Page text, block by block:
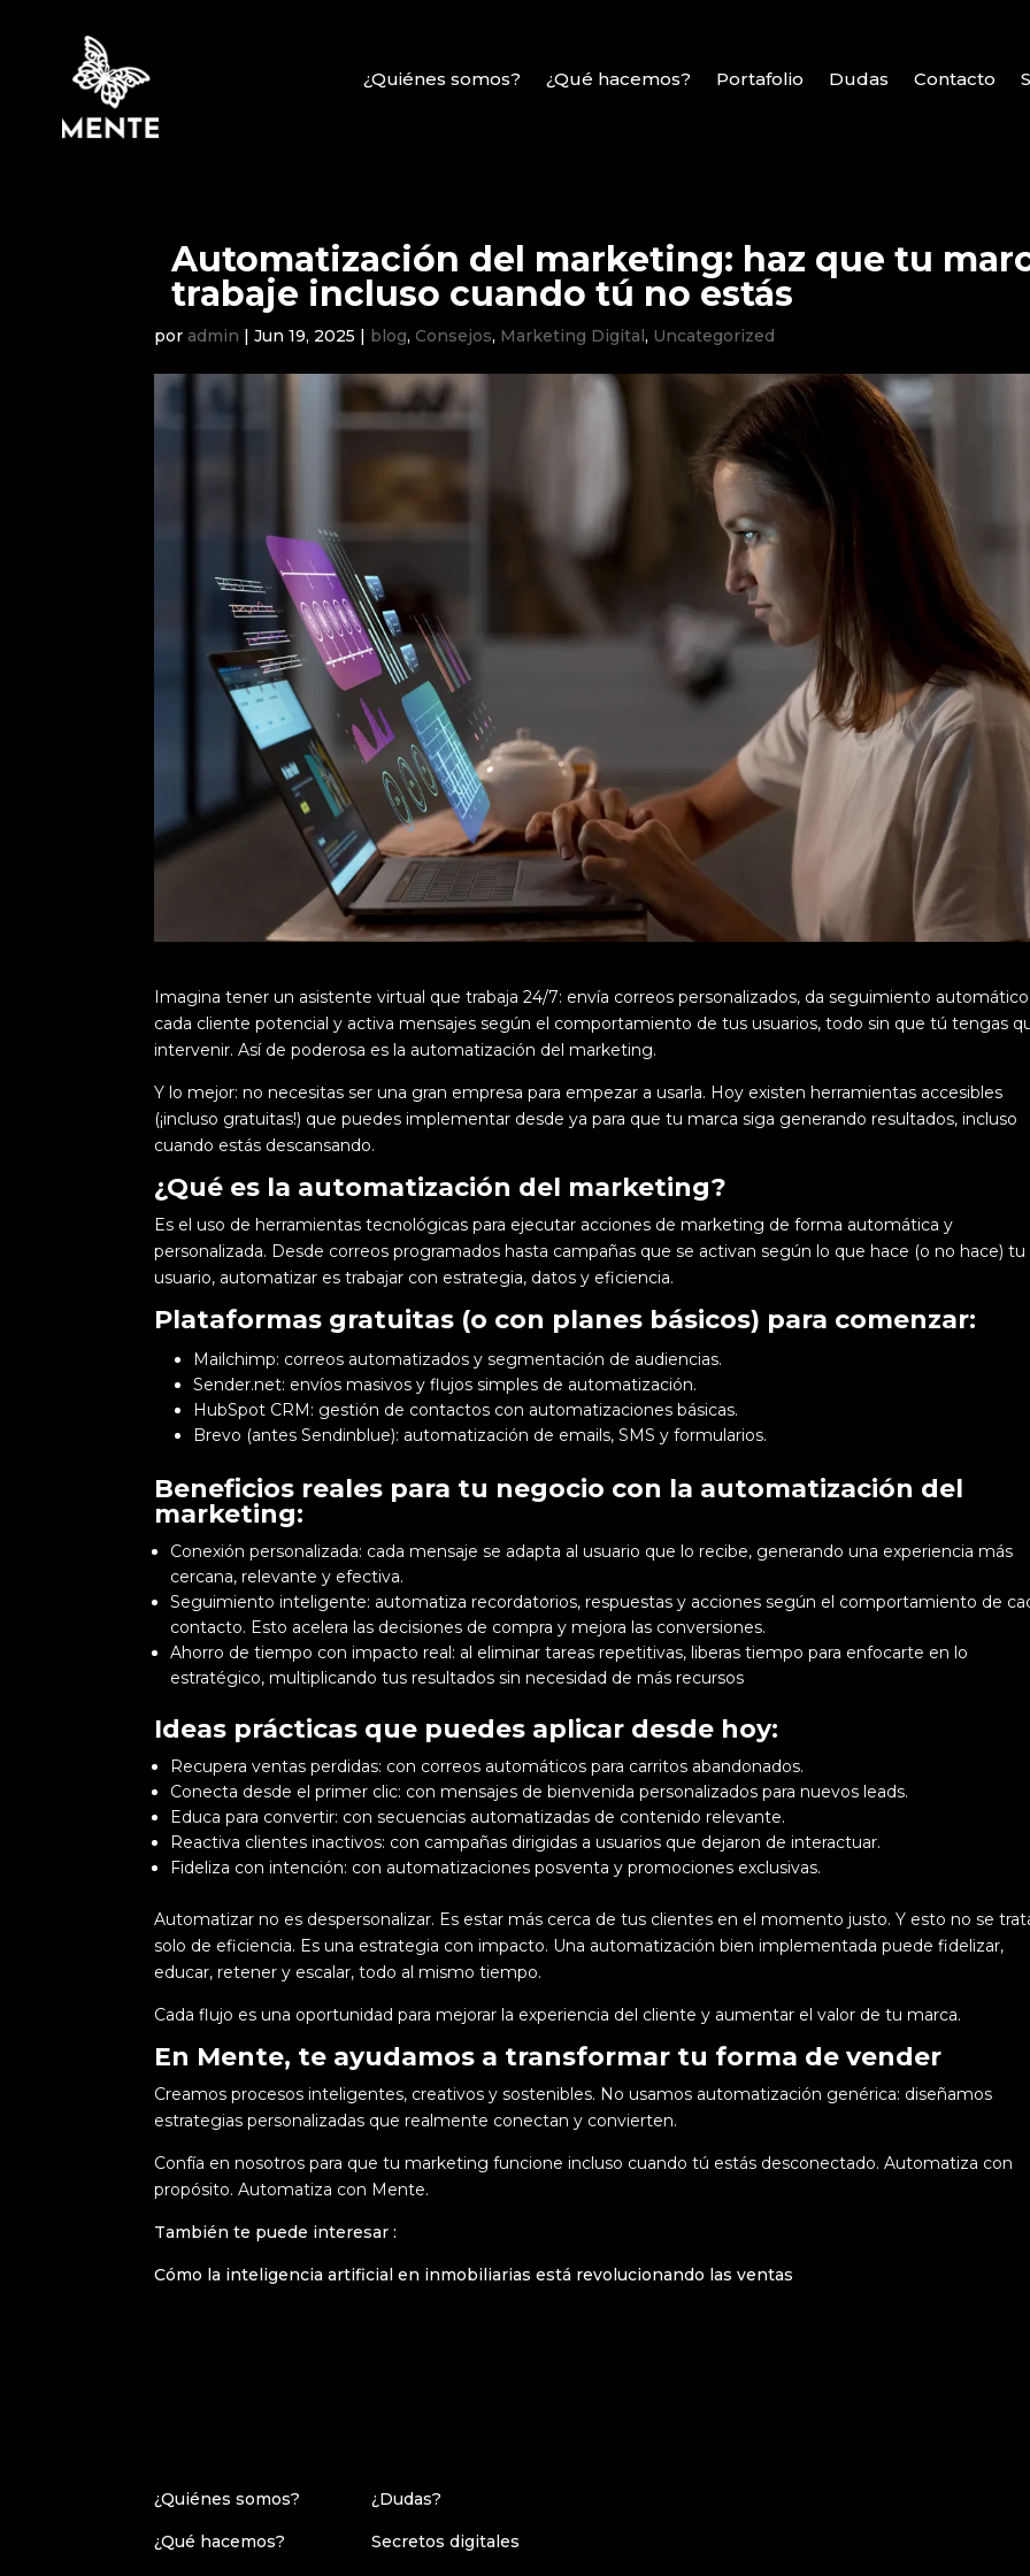
¿Quiénes somos? ¿Qué hacemos? Portafolio Dudas Contacto
Automatización del marketing: haz que tu
trabaje incluso cuando tú no estás
poradmin |Jun 19, 2025 | blog, Consejos, Marketing Digital, Uncategorized
Imagina tener un asistente virtual que trabaja 24/7: envía correos personalizados, da seguimiento
cada cliente potencial y activa mensajes según el comportamiento de tus usuarios, todo sin que tú tengas
intervenir. Así de poderosa es la automatización del marketing.
Y lo mejor: no necesitas ser una gran empresa para empezar a usarla. Hoy existen herramientas accesibles
(¡incluso gratuitas!) que puedes implementar desde ya para que tu marca siga generando resultados, incluso
cuando estás descansando.
¿Qué es la automatización del marketing?
Es el uso de herramientas tecnológicas para ejecutar acciones de marketing de forma automática y
personalizada. Desde correos programados hasta campañas que se activan según lo que hace (o no hace) tu
usuario, automatizar es trabajar con estrategia, datos y eficiencia.
Plataformas gratuitas (o con planes básicos) para comenzar:
Mailchimp: correos automatizados y segmentación de audiencias.
Sender.net: envíos masivos y flujos simples de automatización.
HubSpot CRM: gestión de contactos con automatizaciones básicas.
Brevo (antes Sendinblue): automatización de emails, SMS y formularios.
Beneficios reales para tu negocio con la automatización del
marketing:
Conexión personalizada: cada mensaje se adapta al usuario que lo recibe, generando una experiencia más
cercana, relevante y efectiva.
Seguimiento inteligente: automatiza recordatorios, respuestas y acciones según el comportamiento de
contacto. Esto acelera las decisiones de compra y mejora las conversiones.
Ahorro de tiempo con impacto real: al eliminar tareas repetitivas, liberas tiempo para enfocarte en lo
estratégico, multiplicando tus resultados sin necesidad de más recursos
Ideas prácticas que puedes aplicar desde hoy:
Recupera ventas perdidas: con correos automáticos para carritos abandonados.
Conecta desde el primer clic: con mensajes de bienvenida personalizados para nuevos leads.
Educa para convertir: con secuencias automatizadas de contenido relevante.
Reactiva clientes inactivos: con campañas dirigidas a usuarios que dejaron de interactuar.
Fideliza con intención: con automatizaciones posventa y promociones exclusivas.
Automatizar no es despersonalizar. Es estar más cerca de tus clientes en el momento justo.Y esto no se
solo de eficiencia. Es una estrategia con impacto. Una automatización bien implementada puede fidelizar,
educar, retener y escalar, todo al mismo tiempo.
Cada flujo es una oportunidad para mejorar la experiencia del cliente y aumentar el valor de tu marca.
En Mente, te ayudamos a transformar tu forma de vender
Creamos procesos inteligentes, creativos y sostenibles. No usamos automatización genérica: diseñamos
estrategias personalizadas que realmente conectan y convierten.
Confía en nosotros para que tu marketing funcione incluso cuando tú estás desconectado.Automatiza con
propósito. Automatiza con Mente.
También te puede interesar :
Cómo la inteligencia artificial en inmobiliarias está revolucionando las ventas
¿Quiénes somos?
¿Qué hacemos?
¿Dudas?
Secretos digitales